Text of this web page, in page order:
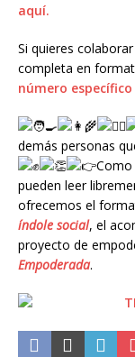
aquí.
Si quieres
completa en
número
demás personas
Como
pueden leer
ofrecemos el
índole social, el
proyecto de
Empoderada.